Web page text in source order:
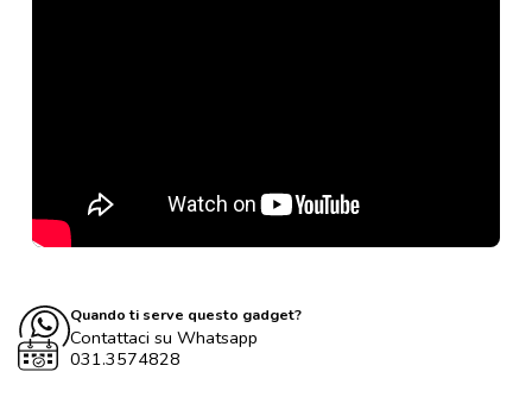
Quando ti serve questo gadget?
Contattaci su Whatsapp
031.3574828